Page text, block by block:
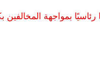
رئاسيًا بمواجهة